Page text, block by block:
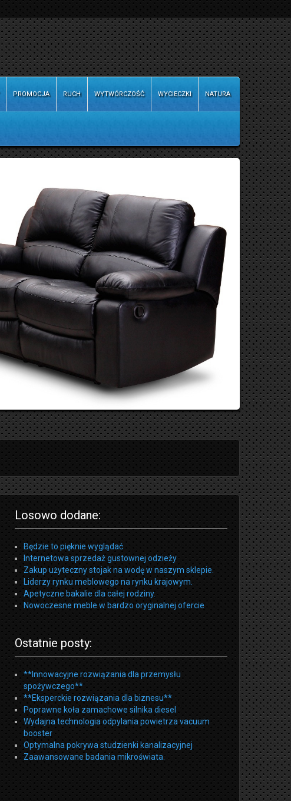
PROMOCJA RUCH WYTWÓRCZOŚĆ WYCIECZKI NATURA
Losowo dodane:
Będzie to pięknie wyglądać
Internetowa sprzedaż gustownej odzieży
Zakup użyteczny stojak na wodę w naszym sklepie.
Liderzy rynku meblowego na rynku krajowym.
Apetyczne bakalie dla całej rodziny.
Nowoczesne meble w bardzo oryginalnej ofercie
Ostatnie posty:
**Innowacyjne rozwiązania dla przemysłu
spożywczego**
**Eksperckie rozwiązania dla biznesu**
Poprawne koła zamachowe silnika diesel
Wydajna technologia odpylania powietrza vacuum
booster
Optymalna pokrywa studzienki kanalizacyjnej
Zaawansowane badania mikroświata.